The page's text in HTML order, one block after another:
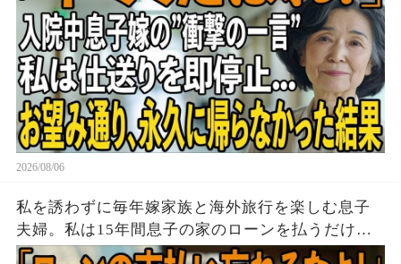
2026/08/06
私を誘わずに毎年嫁家族と海外旅行を楽しむ息子
夫婦。私は15年間息子の家のローンを払うだけ黙
って実印を押し家を即売却→帰国後、他人が住む